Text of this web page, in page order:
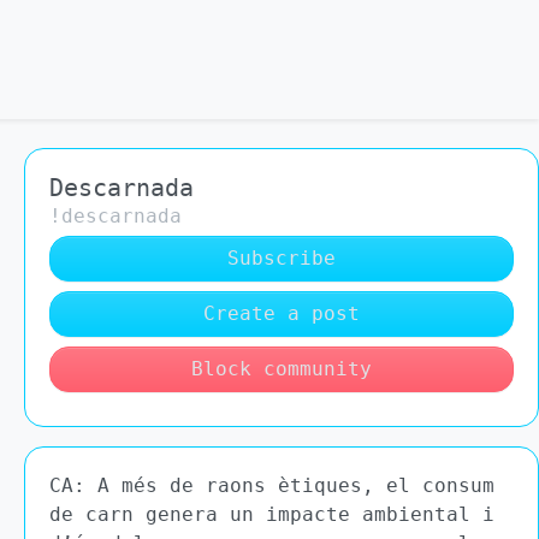
Descarnada
!descarnada
Subscribe
Create a post
Block community
CA: A més de raons ètiques, el consum
de carn genera un impacte ambiental i